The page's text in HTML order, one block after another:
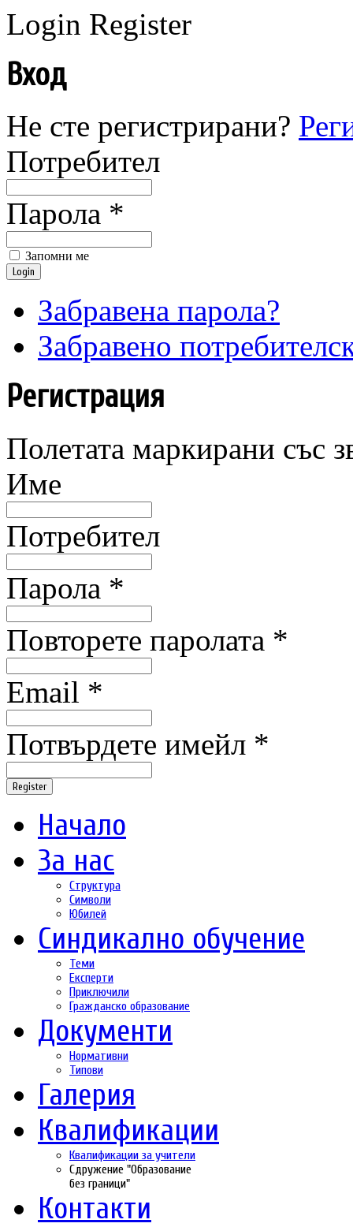
Login Register
Вход
Не сте регистрирани?
Потребител
Парола *
Запомни ме
Login
Забравена парола?
Забравено
Регистрация
Полетата маркирани със
Име
Потребител
Парола *
Повторете паролата *
Email *
Потвърдете имейл *
Register
Начало
За нас
Структура
Символи
Юбилей
Синдикално обучение
Теми
Експерти
Приключили
Гражданско образование
Документи
Нормативни
Типови
Галерия
Квалификации
Квалификации за учители
Сдружение "Образование
без граници"
Контакти